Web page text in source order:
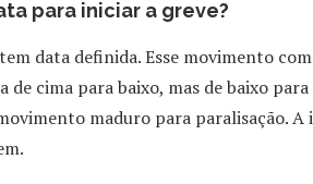
para iniciar a greve?
data definida. Esse movimento
de cima para baixo, mas de baixo
maduro para paralisação.